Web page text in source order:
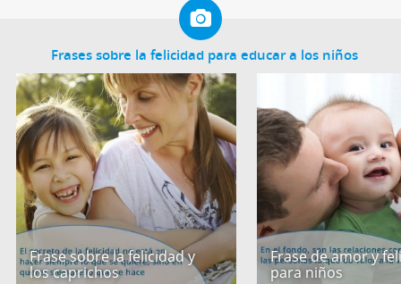
Frases sobre la felicidad para educar a los niños
Frase sobre la felicidad y
los caprichos
Frase de amor y
para niños